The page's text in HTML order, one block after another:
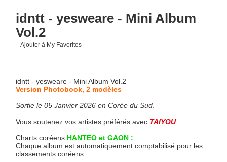
idntt - yesweare - Mini Album
Vol.2
Ajouter à My Favorites
idntt - yesweare - Mini Album Vol.2
Version Photobook, 2 modèles
Sortie le 05 Janvier 2026 en Corée du Sud
Vous soutenez vos artistes préférés avec TAIYOU
Charts coréens HANTEO et GAON :
Chaque album est automatiquement comptabilisé pour les
classements coréens